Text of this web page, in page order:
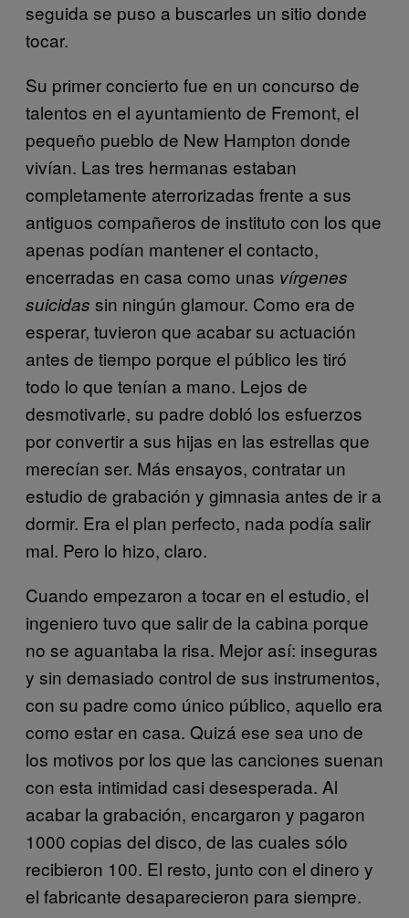
seguida se puso a buscarles un sitio donde
tocar.
Su primer concierto fue en un concurso de
talentos en el ayuntamiento de Fremont, el
pequeño pueblo de New Hampton donde
vivían. Las tres hermanas estaban
completamente aterrorizadas frente a sus
antiguos compañeros de instituto con los que
apenas podían mantener el contacto,
encerradas en casa como unas vírgenes
suicidas sin ningún glamour. Como era de
esperar, tuvieron que acabar su actuación
antes de tiempo porque el público les tiró
todo lo que tenían a mano. Lejos de
desmotivarle, su padre dobló los esfuerzos
por convertir a sus hijas en las estrellas que
merecían ser. Más ensayos, contratar un
estudio de grabación y gimnasia antes de ir a
dormir. Era el plan perfecto, nada podía salir
mal. Pero lo hizo, claro.
Cuando empezaron a tocar en el estudio, el
ingeniero tuvo que salir de la cabina porque
no se aguantaba la risa. Mejor así: inseguras
y sin demasiado control de sus instrumentos,
con su padre como único público, aquello era
como estar en casa. Quizá ese sea uno de
los motivos por los que las canciones suenan
con esta intimidad casi desesperada. Al
acabar la grabación, encargaron y pagaron
1000 copias del disco, de las cuales sólo
recibieron 100. El resto, junto con el dinero y
el fabricante desaparecieron para siempre.